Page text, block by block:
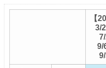
【
3/
9/